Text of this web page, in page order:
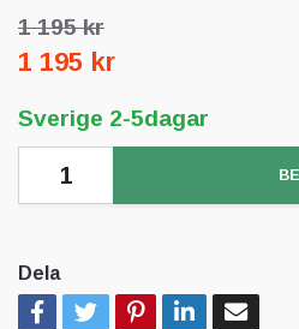
1 195 kr
1 195 kr
Sverige 2-5dagar
Dela